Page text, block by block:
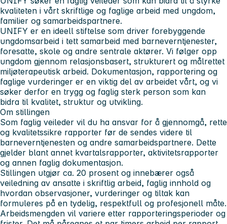
kvaliteten i vårt skriftlige og faglige arbeid med ungdom,
familier og samarbeidspartnere.
UNIFY er en ideell stiftelse som driver forebyggende
ungdomsarbeid i tett samarbeid med barneverntjenester,
foresatte, skole og andre sentrale aktører. Vi følger opp
ungdom gjennom relasjonsbasert, strukturert og målrettet
miljøterapeutisk arbeid. Dokumentasjon, rapportering og
faglige vurderinger er en viktig del av arbeidet vårt, og vi
søker derfor en trygg og faglig sterk person som kan
bidra til kvalitet, struktur og utvikling.
Om stillingen
Som faglig veileder vil du ha ansvar for å gjennomgå, rette
og kvalitetssikre rapporter før de sendes videre til
barneverntjenesten og andre samarbeidspartnere. Dette
gjelder blant annet kvartalsrapporter, aktivitetsrapporter
og annen faglig dokumentasjon.
Stillingen utgjør ca. 20 prosent og innebærer også
veiledning av ansatte i skriftlig arbeid, faglig innhold og
hvordan observasjoner, vurderinger og tiltak kan
formuleres på en tydelig, respektfull og profesjonell måte.
Arbeidsmengden vil variere etter rapporteringsperioder og